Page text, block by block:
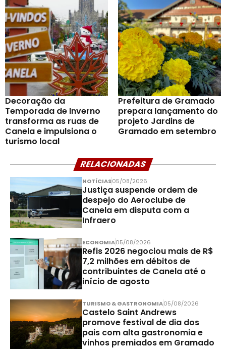
Decoração da
Temporada de Inverno
transforma as ruas de
Canela e impulsiona o
turismo local
Prefeitura de Gramado
prepara lançamento do
projeto Jardins de
Gramado em setembro
RELACIONADAS
NOTÍCIAS05/08/2026
Justiça suspende ordem de
despejo do Aeroclube de
Canela em disputa com a
Infraero
ECONOMIA05/08/2026
Refis 2026 negociou mais de R$
7,2 milhões em débitos de
contribuintes de Canela até o
início de agosto
TURISMO & GASTRONOMIA05/08/2026
Castelo Saint Andrews
promove festival de dia dos
pais com alta gastronomia e
vinhos premiados em Gramado